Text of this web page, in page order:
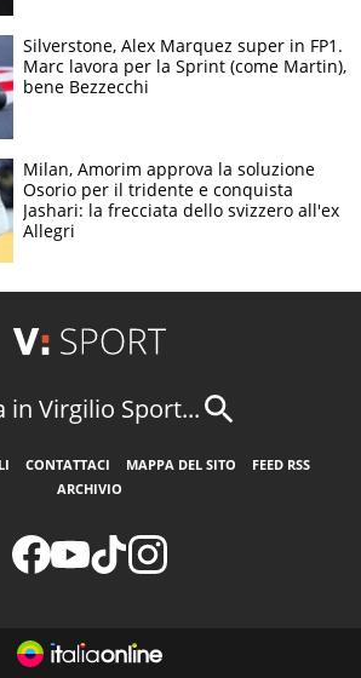
Silverstone, Alex Marquez super in FP1.
Marc lavora per la Sprint (come Martin),
bene Bezzecchi
Milan, Amorim approva la soluzione
Osorio per il tridente e conquista
Jashari: la frecciata dello svizzero all'ex
Allegri
in Virgilio Sport...
CONTATTACI MAPPA DEL SITO
FEED RSS
ARCHIVIO